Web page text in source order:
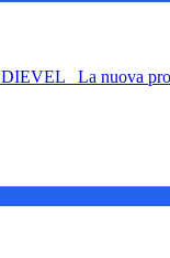
La nuova